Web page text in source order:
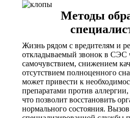
Методы
Жизнь рядом с вредителям и
откладываемый звонок в СЭС
самочувствием, снижением
отсутствием полноценного
может привести к
препаратами против
что позволит восстановить
нормального состояния. Вызов